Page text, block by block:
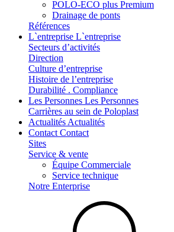
POLO-ECO plus Premium
Drainage de ponts
Références
L`entreprise L`entreprise
Secteurs d’activités
Direction
Culture d’entreprise
Histoire de l’entreprise
Durabilité . Compliance
Les Personnes Les Personnes
Carrières au sein de Poloplast
Actualités Actualités
Contact Contact
Sites
Service & vente
Équipe Commerciale
Service technique
Notre Enterprise